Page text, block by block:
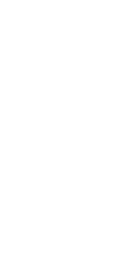
neste
da inscrição.